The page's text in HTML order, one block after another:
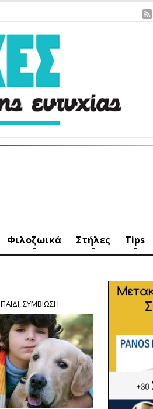
Φιλοζωικά Στήλες Tips
ΠΑΙΔΙ,ΣΥΜΒΙΩΣΗ